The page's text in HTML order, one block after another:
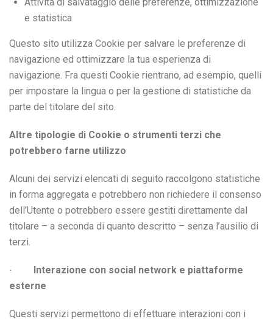
e statistica
Questo sito utilizza Cookie per salvare le preferenze di
navigazione ed ottimizzare la tua esperienza di
navigazione. Fra questi Cookie rientrano, ad esempio, quelli
per impostare la lingua o per la gestione di statistiche da
parte del titolare del sito.
Altre tipologie di Cookie o strumenti terzi che
potrebbero farne utilizzo
Alcuni dei servizi elencati di seguito raccolgono statistiche
in forma aggregata e potrebbero non richiedere il consenso
dell’Utente o potrebbero essere gestiti direttamente dal
titolare – a seconda di quanto descritto – senza l’ausilio di
terzi.
· Interazione con social network e piattaforme
esterne
Questi servizi permettono di effettuare interazioni con i